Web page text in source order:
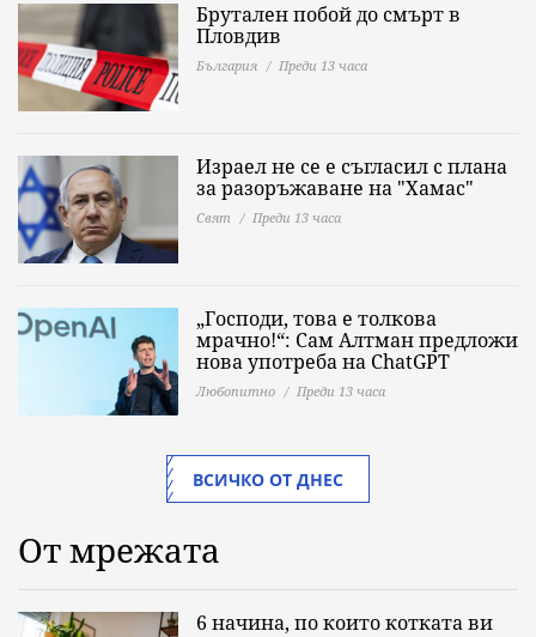
Брутален побой до смърт в
Пловдив
България Преди 13 часа
Израел не се е съгласил с плана
за разоръжаване на "Хамас"
Свят Преди 13 часа
„Господи, това е толкова
мрачно!“: Сам Алтман предложи
нова употреба на ChatGPT
Любопитно Преди 13 часа
ВСИЧКО ОТ ДНЕС
От мрежата
6 начина, по които котката ви